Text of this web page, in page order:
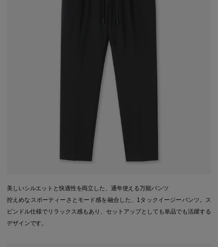
美しいシルエットと快適性を両立した、通年使える万能パンツ
控えめなスポーティーさとモード感を融合した、1タックイージーパンツ。ス
ピンドル仕様でリラックス感もあり、セットアップとしても単品でも活躍する
デザインです。